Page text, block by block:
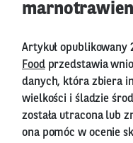
Artykuł opublikowany
Foodprzedstawia
danych, która zbiera
wielkości i śladzie
została utracona lub
ona pomóc w ocenie